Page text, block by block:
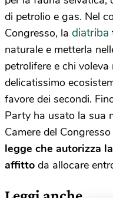
di petrolio e gas. Nel
Congresso, la diatriba
naturale e metterla
petrolifere e chi
delicatissimo
favore dei secondi.
Party ha usato la sua
Camere del
legge che autorizza
affitto da allocare